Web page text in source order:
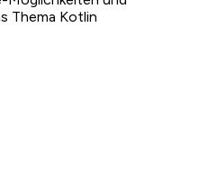
Thema Kotlin